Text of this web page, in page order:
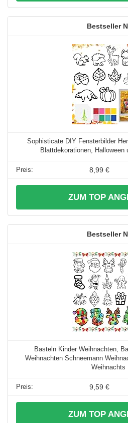
Sophisticate DIY Fensterbilder
Blattdekorationen, Halloween
8,99 €
ZUM TOP
Basteln Kinder Weihnachten,
Weihnachten Schneemann
Weihnachts
9,59 €
ZUM TOP